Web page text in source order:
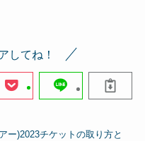
してね！
ー)2023チケットの取り方と